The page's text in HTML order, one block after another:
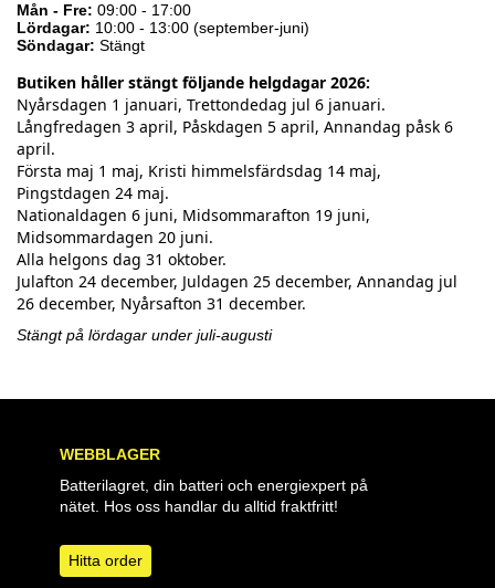
Mån - Fre: 09:00 - 17:00
Lördagar: 10:00 - 13:00 (september-juni)
Söndagar: Stängt
Butiken håller stängt följande helgdagar 2026:
Nyårsdagen 1 januari, Trettondedag jul 6 januari.
Långfredagen 3 april, Påskdagen 5 april, Annandag påsk 6
april.
Första maj 1 maj, Kristi himmelsfärdsdag 14 maj,
Pingstdagen 24 maj.
Nationaldagen 6 juni, Midsommarafton 19 juni,
Midsommardagen 20 juni.
Alla helgons dag 31 oktober.
Julafton 24 december, Juldagen 25 december, Annandag jul
26 december, Nyårsafton 31 december.
Stängt på lördagar under juli-augusti
WEBBLAGER
Batterilagret, din batteri och energiexpert på
nätet. Hos oss handlar du alltid fraktfritt!
Hitta order